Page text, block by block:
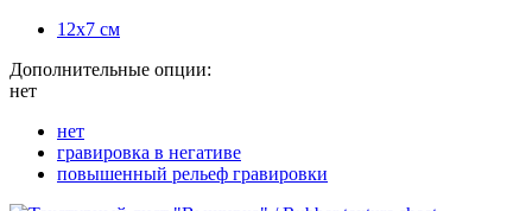
12х7 см
Дополнительные опции:
нет
нет
гравировка в негативе
повышенный рельеф гравировки